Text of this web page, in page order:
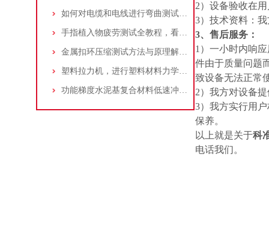
如何对电缆和电线进行弯曲测试：正确选择检测设备和夹具
手指植入物疲劳测试全教程，看这一篇就够了！
金属扣环压缩测试方法与原理解析，附常用测试设备介绍
塑料拉力机，进行塑料材料力学试验有哪些测试项目？一文读懂！
功能梯度水泥基复合材料低速冲击响应研究：落锤冲击试验机测试与分析
2）设备验收在
3）技术资料：
3、售后服务：
1）一小时内响
件由于质量问题
致设备无法正常
2）我方对设备
3）我方实行用
保养。
以上就是关于科
电话我们。